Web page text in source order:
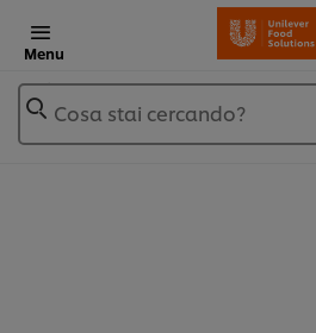
Menu
Cosa stai cercando?